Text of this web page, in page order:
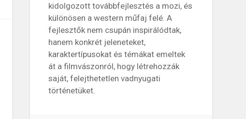
kidolgozott továbbfejlesztés a mozi, és
különösen a western műfaj felé. A
fejlesztők nem csupán inspirálódtak,
hanem konkrét jeleneteket,
karaktertípusokat és témákat emeltek
át a filmvászonról, hogy létrehozzák
saját, felejthetetlen vadnyugati
történetüket.